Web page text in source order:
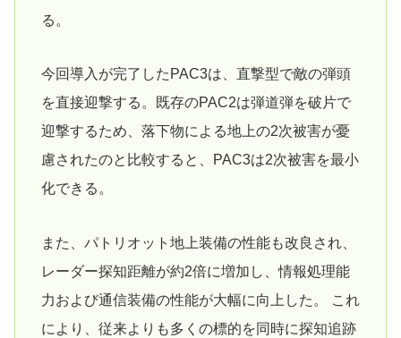
る。
今回導入が完了したPAC3は、直撃型で敵の弾頭
を直接迎撃する。既存のPAC2は弾道弾を破片で
迎撃するため、落下物による地上の2次被害が憂
慮されたのと比較すると、PAC3は2次被害を最小
化できる。
また、パトリオット地上装備の性能も改良され、
レーダー探知距離が約2倍に増加し、情報処理能
力および通信装備の性能が大幅に向上した。 これ
により、従来よりも多くの標的を同時に探知追跡